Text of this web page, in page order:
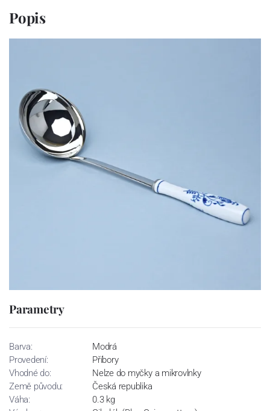
Popis
Parametry
Barva:
Modrá
Provedení:
Příbory
Vhodné do:
Nelze do myčky a mikrovlnky
Země původu:
Česká republika
Váha:
0.3 kg